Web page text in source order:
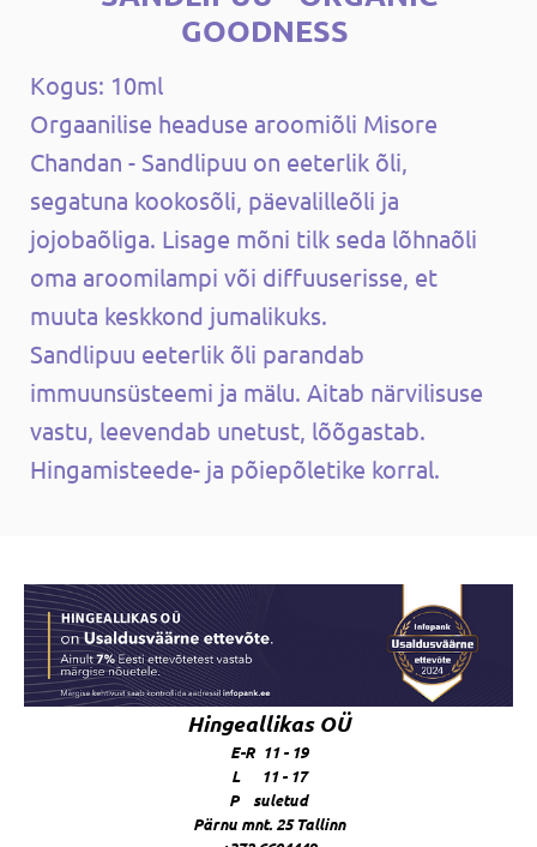
GOODNESS
Kogus: 10ml
Orgaanilise headuse aroomiõli Misore
Chandan - Sandlipuu on eeterlik õli,
segatuna kookosõli, päevalilleõli ja
jojobaõliga. Lisage mõni tilk seda lõhnaõli
oma aroomilampi või diffuuserisse, et
muuta keskkond jumalikuks.
Sandlipuu eeterlik õli parandab
immuunsüsteemi ja mälu. Aitab närvilisuse
vastu, leevendab unetust, lõõgastab.
Hingamisteede- ja põiepõletike korral.
Hingeallikas OÜ
E-R 11 - 19
L 11 - 17
P suletud
Pärnu mnt. 25 Tallinn